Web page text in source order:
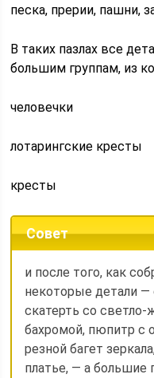
песка, прерии, пашни,
В таких пазлах все
большим группам, из
человечки
лотарингские кресты
кресты
Совет
и после того, как
некоторые детали —
скатерть со светло-
бахромой, пюпитр с
резной багет
платье, — а большие